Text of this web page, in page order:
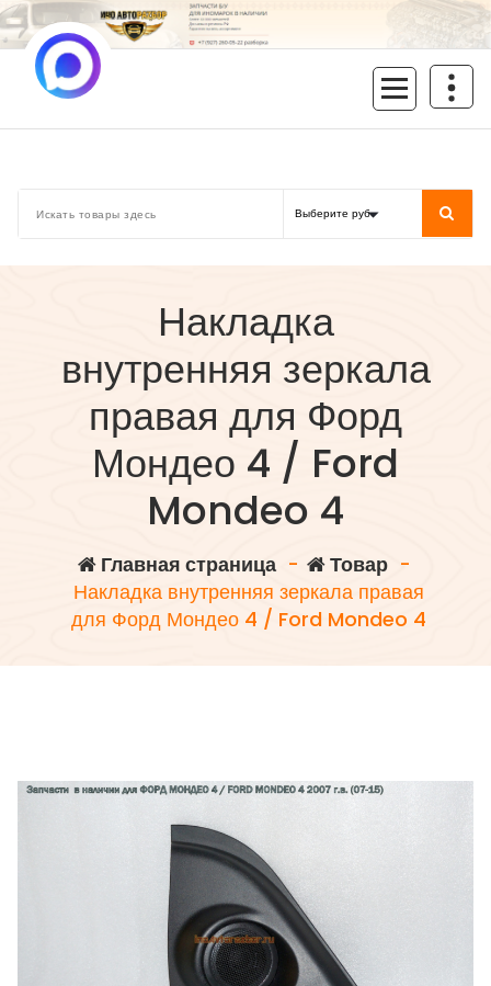
Перейти
к
содержимому
Накладка
внутренняя зеркала
правая для Форд
Мондео 4 / Ford
Mondeo 4
Главная страница- Товар-
Накладка внутренняя зеркала правая
для Форд Мондео 4 / Ford Mondeo 4